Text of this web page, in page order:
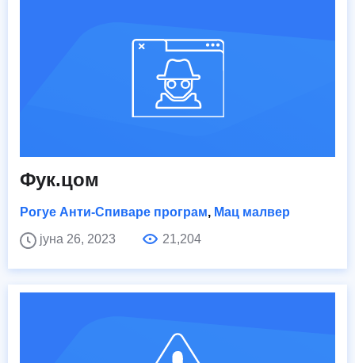
Фук.цом
Рогуе Анти-Спиваре програм, Мац малвер
јуна 26, 2023
21,204